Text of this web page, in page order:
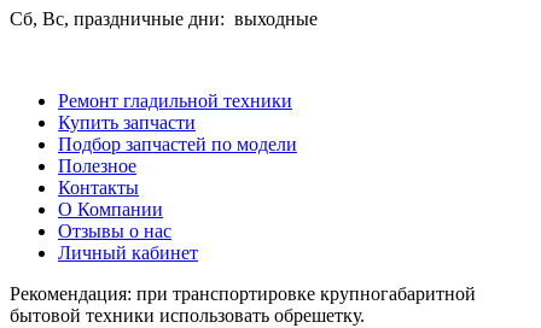
Сб, Вс, праздничные дни: выходные
Ремонт гладильной техники
Купить запчасти
Подбор запчастей по модели
Полезное
Контакты
О Компании
Отзывы о нас
Личный кабинет
Рекомендация: при транспортировке крупногабаритной
бытовой техники использовать обрешетку.